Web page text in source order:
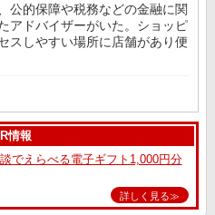
公的保障や税務などの金融に関
アドバイザーがいた。ショッピ
スしやすい場所に店舗があり便
情報
でえらべる電子ギフト1,000円分
詳しく見る≫